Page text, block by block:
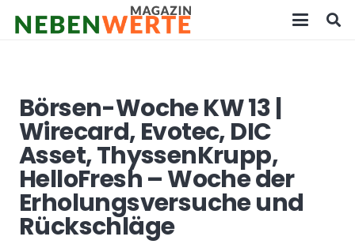
Börsen-Woche KW 13 |
Wirecard, Evotec, DIC
Asset, ThyssenKrupp,
HelloFresh – Woche der
Erholungsversuche und
Rückschläge